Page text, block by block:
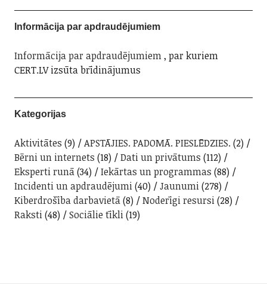
Informācija par apdraudējumiem
Informācija par apdraudējumiem, par kuriem
CERT.LV izsūta brīdinājumus
Kategorijas
Aktivitātes (9) APSTĀJIES. PADOMĀ. PIESLĒDZIES. (2)
Bērni un internets (18) Dati un privātums (112)
Eksperti runā(34) Iekārtas un programmas (88)
Incidenti un apdraudējumi(40) Jaunumi(278)
Kiberdrošība darbavietā(8) Noderīgi resursi(28)
Raksti(48) Sociālie tīkli(19)